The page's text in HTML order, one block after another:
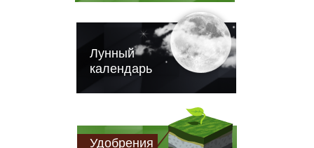
Лунный
календарь
Удобрения